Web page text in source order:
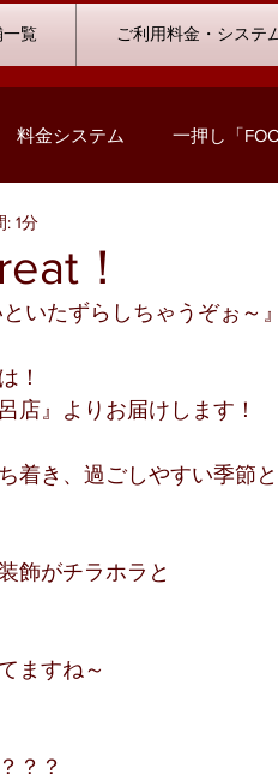
一覧 ご利用料金・システ
料金システム 一押し「
コミック情報
ストリート浜北店 浜松志都
の声 ビリヤード 料
！
: 1分
いたずらしちゃうぞぉ～』
！
店』よりお届けします！
着き、過ごしやすい季節と
飾がチラホラと
ますね～
？